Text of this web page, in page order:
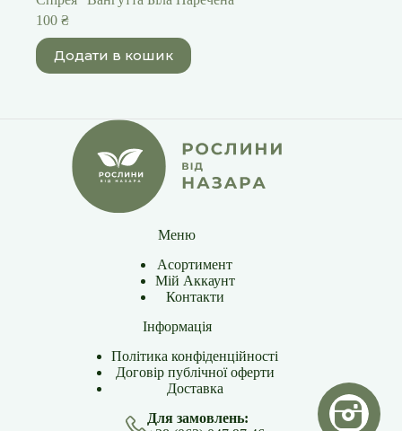
100 ₴
Додати в кошик
Меню
Асортимент
Мій Аккаунт
Контакти
Інформація
Політика конфіденційності
Договір публічної оферти
Доставка
Для замовлень: